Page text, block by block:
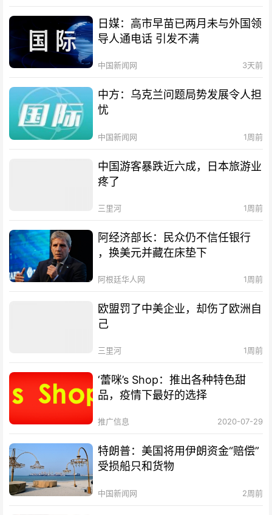
日媒：高市早苗已两月未与外国领
导人通电话 引发不满
中国新闻网 3天前
中方：乌克兰问题局势发展令人担
忧
中国新闻网 1周前
中国游客暴跌近六成，日本旅游业
疼了
三里河 1周前
阿经济部长：民众仍不信任银行
，换美元并藏在床垫下
阿根廷华人网 1周前
欧盟罚了中美企业，却伤了欧洲自
己
三里河 1周前
‘蕾咪’s Shop：推出各种特色甜
品，疫情下最好的选择
推广信息 2020-07-29
特朗普：美国将用伊朗资金“赔偿”
受损船只和货物
中国新闻网 2周前